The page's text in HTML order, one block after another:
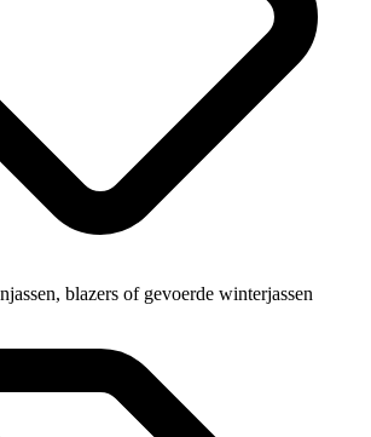
blazers of gevoerde winterjassen